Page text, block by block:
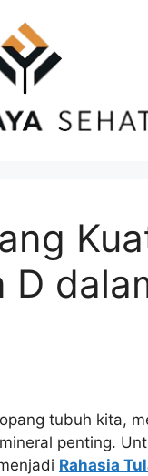
D
tubuh kita,
penting.
Rahasia